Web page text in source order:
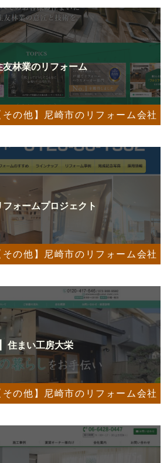
その他】尼崎市のリフォーム会社
友林業のリフォーム
その他】尼崎市のリフォーム会社
フォームプロジェクト
その他】尼崎市のリフォーム会社
住まい工房大栄